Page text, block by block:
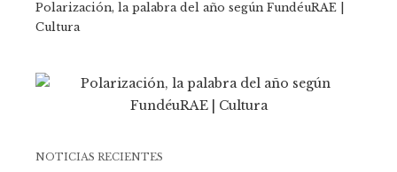
Polarización, la palabra del año según FundéuRAE |
Cultura
NOTICIAS RECIENTES